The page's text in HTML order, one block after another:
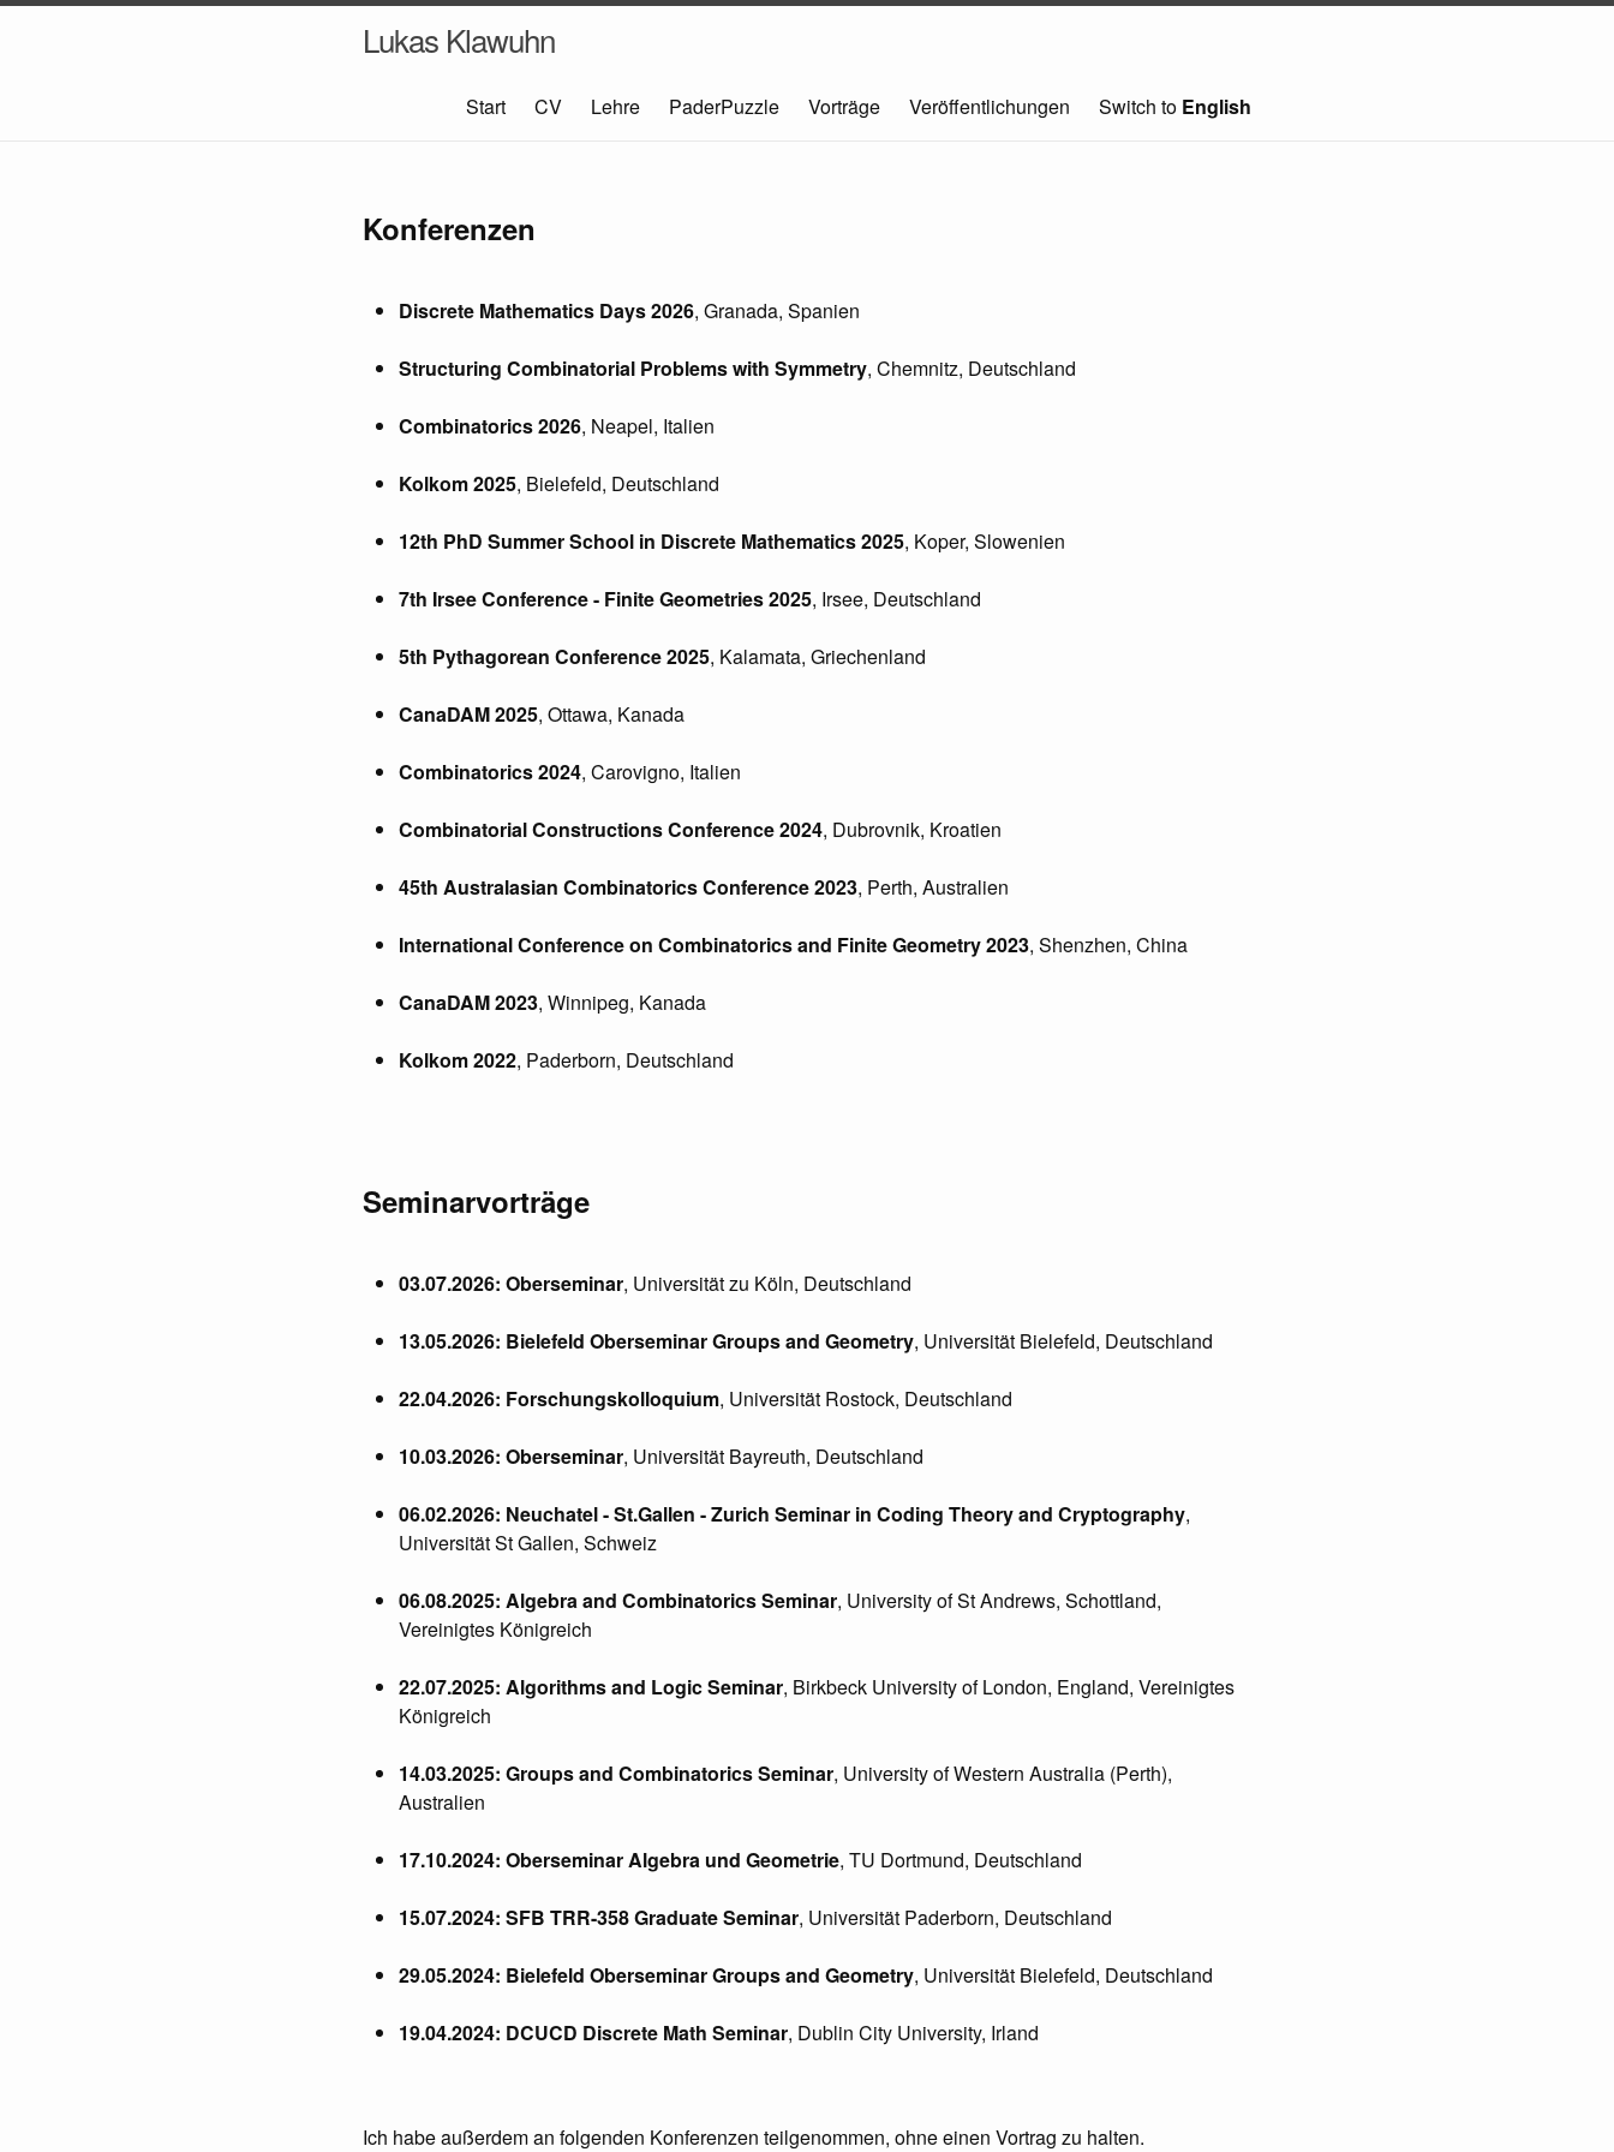
Lukas Klawuhn
Start CV Lehre PaderPuzzle Vorträge Veröffentlichungen Switch to English
Konferenzen
Discrete Mathematics Days 2026, Granada, Spanien
Structuring Combinatorial Problems with Symmetry, Chemnitz, Deutschland
Combinatorics 2026, Neapel, Italien
Kolkom 2025, Bielefeld, Deutschland
12th PhD Summer School in Discrete Mathematics 2025, Koper, Slowenien
7th Irsee Conference - Finite Geometries 2025, Irsee, Deutschland
5th Pythagorean Conference 2025, Kalamata, Griechenland
CanaDAM 2025, Ottawa, Kanada
Combinatorics 2024, Carovigno, Italien
Combinatorial Constructions Conference 2024, Dubrovnik, Kroatien
45th Australasian Combinatorics Conference 2023, Perth, Australien
International Conference on Combinatorics and Finite Geometry 2023, Shenzhen, China
CanaDAM 2023, Winnipeg, Kanada
Kolkom 2022, Paderborn, Deutschland
Seminarvorträge
03.07.2026: Oberseminar, Universität zu Köln, Deutschland
13.05.2026: Bielefeld Oberseminar Groups and Geometry, Universität Bielefeld, Deutschland
22.04.2026: Forschungskolloquium, Universität Rostock, Deutschland
10.03.2026: Oberseminar, Universität Bayreuth, Deutschland
06.02.2026: Neuchatel - St.Gallen - Zurich Seminar in Coding Theory and Cryptography,
Universität St Gallen, Schweiz
06.08.2025: Algebra and Combinatorics Seminar, University of St Andrews, Schottland,
Vereinigtes Königreich
22.07.2025: Algorithms and Logic Seminar, Birkbeck University of London, England, Vereinigtes
Königreich
14.03.2025: Groups and Combinatorics Seminar, University of Western Australia (Perth),
Australien
17.10.2024: Oberseminar Algebra und Geometrie, TU Dortmund, Deutschland
15.07.2024: SFB TRR-358 Graduate Seminar, Universität Paderborn, Deutschland
29.05.2024: Bielefeld Oberseminar Groups and Geometry, Universität Bielefeld, Deutschland
19.04.2024: DCUCD Discrete Math Seminar, Dublin City University, Irland
Ich habe außerdem an folgenden Konferenzen teilgenommen, ohne einen Vortrag zu halten.